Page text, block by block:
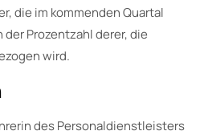
die im kommenden Quartal
Prozentzahl derer, die
wird.
des Personaldienstleisters